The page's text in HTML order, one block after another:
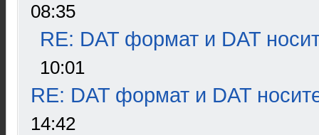
08:35
RE: DAT формат и DAT
10:01
RE: DAT формат и DAT
14:42